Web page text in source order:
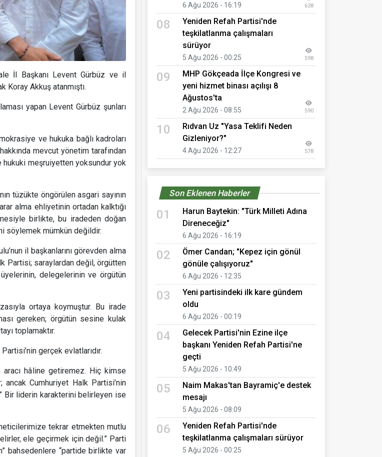
İl Başkanı Levent Gürbüz ve il
Koray Akkuş atanmıştı.
yapan Levent Gürbüz şunları
ve hukuka bağlı kadroları
mevcut yönetim tarafından
hukuki meşruiyetten yoksundur yok
tüzükte öngörülen asgari sayının
alma ehliyetinin ortadan kalktığı
birlikte, bu iradeden doğan
söylemek mümkün değildir.
il başkanlarını görevden alma
Partisi; saraylardan değil, örgütten
delegelerinin ve örgütün
ortaya koymuştur. Bu irade
gereken; örgütün sesine kulak
toplamaktır.
gerçek evlatlarıdır.
aracı hâline getiremez. Hiç kimse
Cumhuriyet Halk Partisi’nin
Bir liderin karakterini belirleyen ise
tekrar etmekten mutlu
ele geçirmek için değil.” Parti
bahsedenlere “partide birlikte var
6 Ağu 2026 - 16:19 638
08
Yeniden Refah Partisi'nde
teşkilatlanma çalışmaları
sürüyor
5 Ağu 2026 - 00:25 598
09
MHP Gökçeada İlçe Kongresi ve
yeni hizmet binası açılışı 8
Ağustos'ta
2 Ağu 2026 - 08:55 590
10
Rıdvan Uz "Yasa Teklifi Neden
Gizleniyor?"
4 Ağu 2026 - 12:27 578
Son Eklenen Haberler
01
Harun Baytekin: "Türk Milleti Adına
Direneceğiz"
6 Ağu 2026 - 16:19
02
Ömer Candan; "Kepez için gönül
gönüle çalışıyoruz"
6 Ağu 2026 - 12:35
03
Yeni partisindeki ilk kare gündem
oldu
6 Ağu 2026 - 00:19
04
Gelecek Partisi'nin Ezine ilçe
başkanı Yeniden Refah Partisi'ne
geçti
5 Ağu 2026 - 10:49
05
Naim Makas'tan Bayramiç'e destek
mesajı
5 Ağu 2026 - 08:09
06
Yeniden Refah Partisi'nde
teşkilatlanma çalışmaları sürüyor
5 Ağu 2026 - 00:25